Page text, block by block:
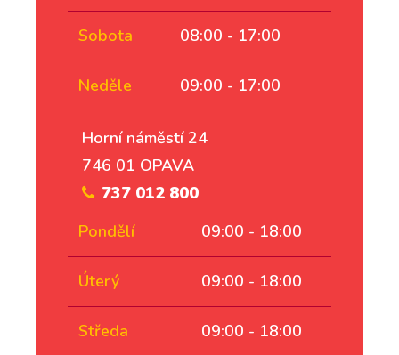
Sobota 08:00 - 17:00
Neděle 09:00 - 17:00
Horní náměstí 24
746 01 OPAVA
737 012 800
Pondělí
09:00 - 18:00
Úterý 09:00 - 18:00
Středa 09:00 - 18:00